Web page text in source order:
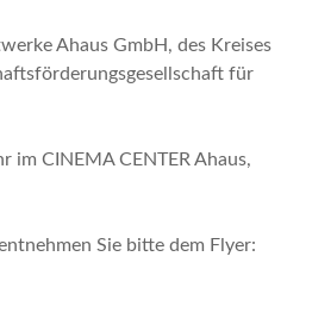
Ahaus GmbH, des Kreises
für
im CINEMA CENTER Ahaus,
Sie bitte dem Flyer: